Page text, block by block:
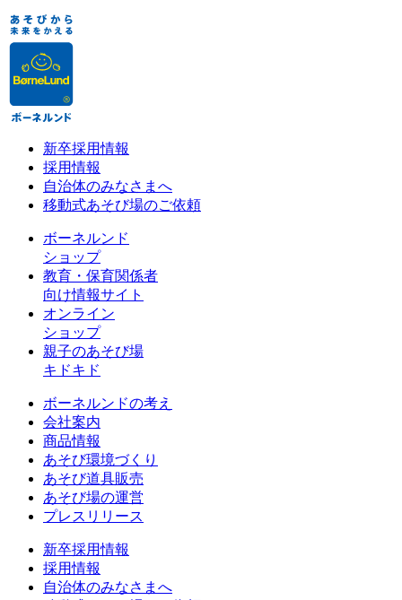
新卒採用情報
採用情報
自治体のみなさまへ
移動式あそび場のご依頼
ボーネルンド
ショップ
教育・保育関係者
向け情報サイト
オンライン
ショップ
親子のあそび場
キドキド
ボーネルンドの考え
会社案内
商品情報
あそび環境づくり
あそび道具販売
あそび場の運営
プレスリリース
新卒採用情報
採用情報
自治体のみなさまへ